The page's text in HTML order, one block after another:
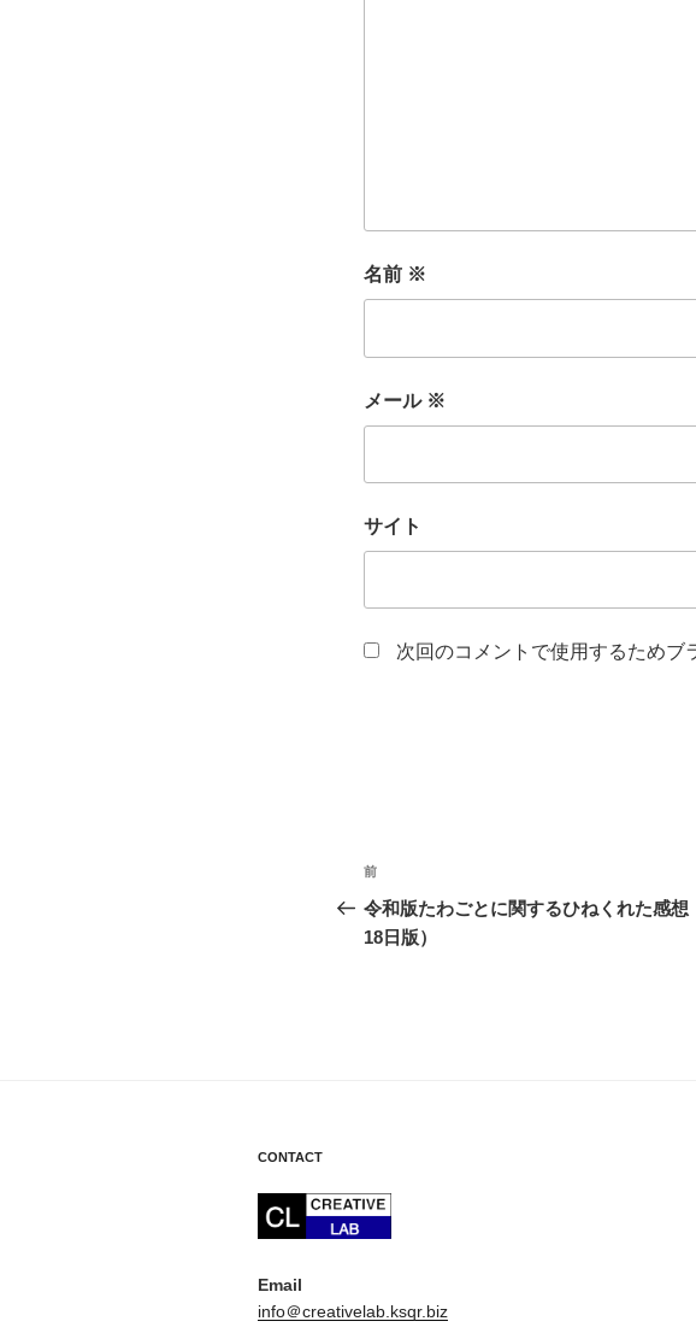
名前 ※
メール ※
サイト
次回のコメントで使用するため
投
稿
ナ
ン
前
の
投
前
令和版たわごとに関するひねくれた感想
18日版）
CONTACT
Email
info＠creativelab.ksqr.biz